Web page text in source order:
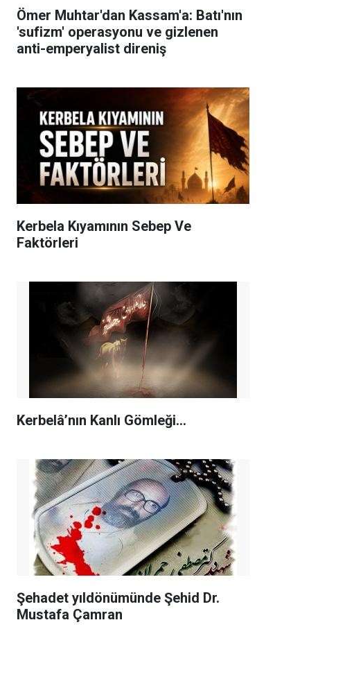
Ömer Muhtar'dan Kassam'a: Batı'nın
'sufizm' operasyonu ve gizlenen
anti-emperyalist direniş
Kerbela Kıyamının Sebep Ve
Faktörleri
Kerbelâ’nın Kanlı Gömleği…
Şehadet yıldönümünde Şehid Dr.
Mustafa Çamran